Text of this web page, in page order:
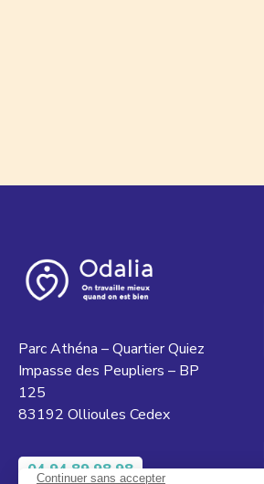
Parc Athéna – Quartier Quiez
Impasse des Peupliers – BP
125
83192 Ollioules Cedex
04 94 89 98 98